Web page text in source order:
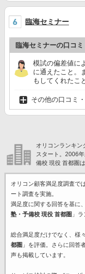
臨海セミナー
臨海セミナーの口コミ
模試の偏差値に
に通えたこと。
もしてくれたこ
その他の口コミ
オリコンランキン
スタート。2006
備校 現役 首都圏
オリコン顧客満足度調査で
ート調査を実施。
満足度に関する回答を基に
塾・予備校 現役 首都圏 」
総合満足度だけでなく、様
都圏 」を評価。さらに回答
声も掲載しています。